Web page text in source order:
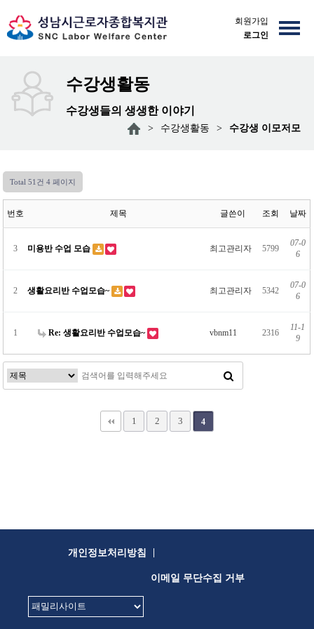
회원가입
로그인
수강생활동
수강생들의 생생한 이야기
> 수강생활동 > 수강생 이모저모
Total 51건 4 페이지
번호 제목 글쓴이 조회 날짜
3 미용반 수업 모습 최고관리자 5799
07-0
6
2 생활요리반 수업모습~ 최고관리자 5342
07-0
6
1 Re: 생활요리반 수업모습~ vbnm11 2316
11-1
9
1 2 3 4
개인정보처리방침
이메일 무단수집 거부